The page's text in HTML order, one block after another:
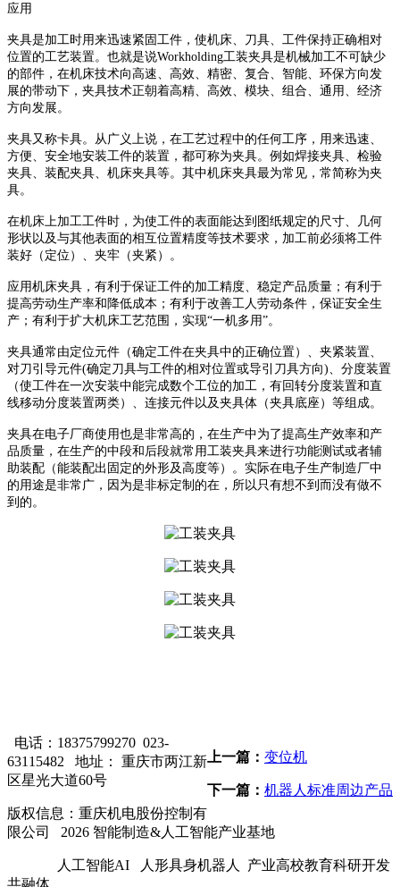
应用
夹具是加工时用来迅速紧固工件，使机床、刀具、工件保持正确相对
位置的工艺装置。也就是说Workholding工装夹具是机械加工不可缺少
的部件，在机床技术向高速、高效、精密、复合、智能、环保方向发
展的带动下，夹具技术正朝着高精、高效、模块、组合、通用、经济
方向发展。
夹具又称卡具。从广义上说，在工艺过程中的任何工序，用来迅速、
方便、安全地安装工件的装置，都可称为夹具。例如焊接夹具、检验
夹具、装配夹具、机床夹具等。其中机床夹具最为常见，常简称为夹
具。
在机床上加工工件时，为使工件的表面能达到图纸规定的尺寸、几何
形状以及与其他表面的相互位置精度等技术要求，加工前必须将工件
装好（定位）、夹牢（夹紧）。
应用机床夹具，有利于保证工件的加工精度、稳定产品质量；有利于
提高劳动生产率和降低成本；有利于改善工人劳动条件，保证安全生
产；有利于扩大机床工艺范围，实现“一机多用”。
夹具通常由定位元件（确定工件在夹具中的正确位置）、夹紧装置、
对刀引导元件(确定刀具与工件的相对位置或导引刀具方向) 、分度装置
（使工件在一次安装中能完成数个工位的加工，有回转分度装置和直
线移动分度装置两类）、连接元件以及夹具体（夹具底座）等组成。
夹具在电子厂商使用也是非常高的，在生产中为了提高生产效率和产
品质量，在生产的中段和后段就常用工装夹具来进行功能测试或者辅
助装配（能装配出固定的外形及高度等）。实际在电子生产制造厂中
的用途是非常广，因为是非标定制的在，所以只有想不到而没有做不
到的。
上一篇： 变位机
下一篇： 机器人标准周边产品
电话：18375799270 023-
63115482 地址： 重庆市两江新
区星光大道60号
版权信息：重庆机电股份控制有
限公司 2026 智能制造&人工智能产业基地
人工智能AI 人形具身机器人 产业高校教育科研开发
共融体